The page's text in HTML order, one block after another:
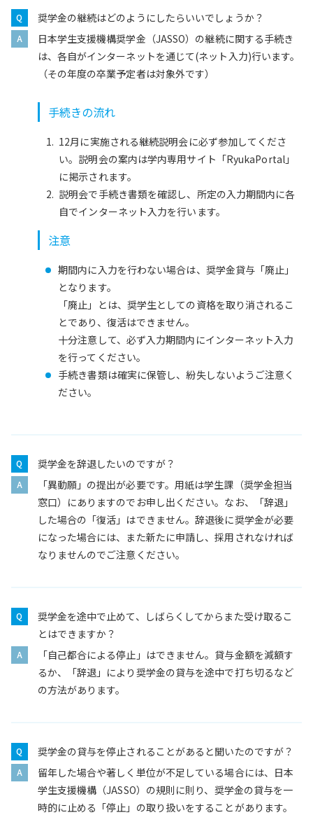
奨学金の継続はどのようにしたらいいでしょうか？
日本学生支援機構奨学金（JASSO）の継続に関する手続き
は、各自がインターネットを通じて(ネット入力)行います。
（その年度の卒業予定者は対象外です）
手続きの流れ
12月に実施される継続説明会に必ず参加してくださ
い。説明会の案内は学内専用サイト「RyukaPortal」
に掲示されます。
説明会で手続き書類を確認し、所定の入力期間内に各
自でインターネット入力を行います。
注意
期間内に入力を行わない場合は、奨学金貸与「廃止」
となります。
「廃止」とは、奨学生としての資格を取り消されるこ
とであり、復活はできません。
十分注意して、必ず入力期間内にインターネット入力
を行ってください。
手続き書類は確実に保管し、紛失しないようご注意く
ださい。
奨学金を辞退したいのですが？
「異動願」の提出が必要です。用紙は学生課（奨学金担当
窓口）にありますのでお申し出ください。なお、「辞退」
した場合の「復活」はできません。辞退後に奨学金が必要
になった場合には、また新たに申請し、採用されなければ
なりませんのでご注意ください。
奨学金を途中で止めて、しばらくしてからまた受け取るこ
とはできますか？
「自己都合による停止」はできません。貸与金額を減額す
るか、「辞退」により奨学金の貸与を途中で打ち切るなど
の方法があります。
奨学金の貸与を停止されることがあると聞いたのですが？
留年した場合や著しく単位が不足している場合には、日本
学生支援機構（JASSO）の規則に則り、奨学金の貸与を一
時的に止める「停止」の取り扱いをすることがあります。